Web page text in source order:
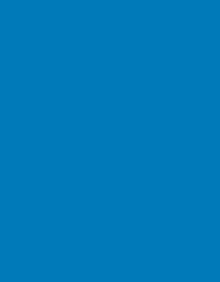
浪费，太宽的话，土工布的运
2，计算出圆头半圆的周长，
裁剪宽度，用圆规按照1:100
要剪裁的土工布的幅数，然后
定出上顶每幅的宽度，但是要
相同。
，但是有一点我们应当知道，
膜。现在的土工布多种多样，
上，还是因为其材料的不同，
层的强度来划分，我们可以得
的就是最好的，名次比较靠下
适用范围，在特定的使用范围